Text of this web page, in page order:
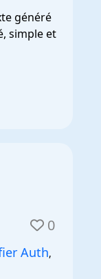
généré
simple et
0
Auth,